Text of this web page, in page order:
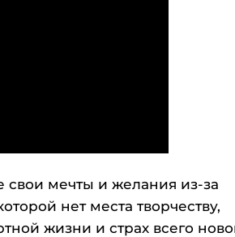
свои мечты и желания из-за
нет места творчеству,
жизни и страх всего